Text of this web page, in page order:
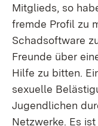
Mitglieds, so
fremde Profil zu
Schadsoftware
Freunde über
Hilfe zu bitten.
sexuelle
Jugendlichen
Netzwerke. Es